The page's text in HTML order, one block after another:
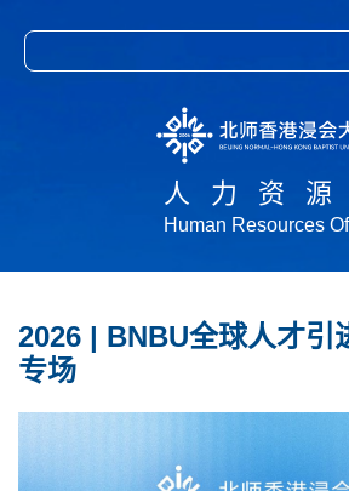
人力资源
Human Resources
2026 | BNBU全球人才引
专场